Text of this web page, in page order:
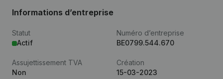
Informations d’entreprise
Statut
Actif
Numéro d’entreprise
BE0799.544.670
Assujettissement TVA
Non
Création
15-03-2023